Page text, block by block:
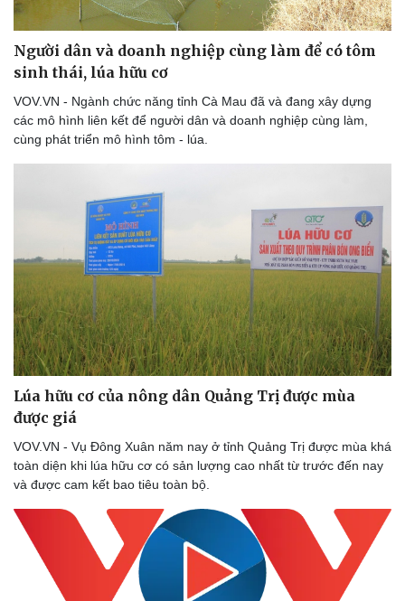
Doanh nghiệp
Công nghệ
Người dân và doanh nghiệp cùng làm để có tôm
sinh thái, lúa hữu cơ
VOV.VN - Ngành chức năng tỉnh Cà Mau đã và đang xây dựng
các mô hình liên kết để người dân và doanh nghiệp cùng làm,
cùng phát triển mô hình tôm - lúa.
Lúa hữu cơ của nông dân Quảng Trị được mùa
được giá
VOV.VN - Vụ Đông Xuân năm nay ở tỉnh Quảng Trị được mùa khá
toàn diện khi lúa hữu cơ có sản lượng cao nhất từ trước đến nay
và được cam kết bao tiêu toàn bộ.